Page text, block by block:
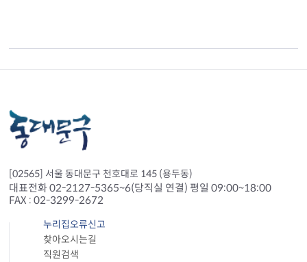
[02565] 서울 동대문구 천호대로 145 (용두동)
대표전화 02-2127-5365~6(당직실 연결) 평일 09:00~18:00
FAX : 02-3299-2672
누리집오류신고
찾아오시는길
직원검색